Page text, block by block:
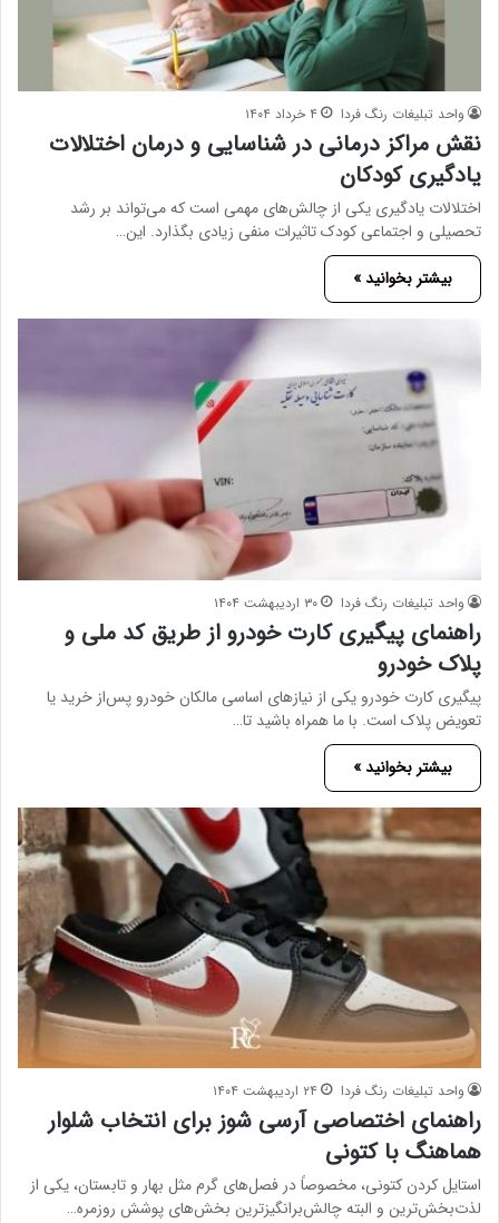
واحد تبلیغات رنگ فردا ۴ خرداد ۱۴۰۴
نقش مراکز درمانی در شناسایی و درمان اختلالات
یادگیری کودکان
اختلالات یادگیری یکی از چالش‌های مهمی است که می‌تواند بر رشد
تحصیلی و اجتماعی کودک تاثیرات منفی زیادی بگذارد. این…
بیشتر بخوانید »
واحد تبلیغات رنگ فردا ۳۰ اردیبهشت ۱۴۰۴
راهنمای پیگیری کارت خودرو از طریق کد ملی و
پلاک خودرو
پیگیری کارت خودرو یکی از نیازهای اساسی مالکان خودرو پس‌از خرید یا
تعویض پلاک است. با ما همراه باشید تا…
بیشتر بخوانید »
واحد تبلیغات رنگ فردا ۲۴ اردیبهشت ۱۴۰۴
راهنمای اختصاصی آرسی شوز برای انتخاب شلوار
هماهنگ با کتونی
استایل کردن کتونی، مخصوصاً در فصل‌های گرم مثل بهار و تابستان، یکی از
لذت‌بخش‌ترین و البته چالش‌برانگیزترین بخش‌های پوشش روزمره‌…